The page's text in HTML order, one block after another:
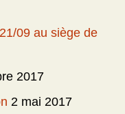
09 au siège de
2017
2 mai 2017